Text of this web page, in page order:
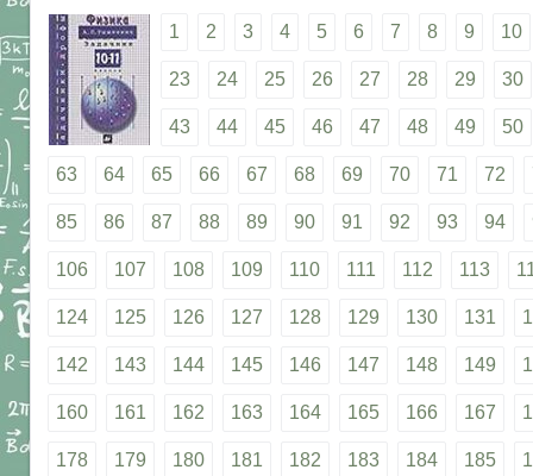
1 2 3 4 5 6 7 8 9 10
23 24 25 26 27 28 29 30
43 44 45 46 47 48 49 50
63 64 65 66 67 68 69 70 71 72
85 86 87 88 89 90 91 92 93 94
106 107 108 109 110 111 112 113
124 125 126 127 128 129 130 131
142 143 144 145 146 147 148 149
160 161 162 163 164 165 166 167
178 179 180 181 182 183 184 185